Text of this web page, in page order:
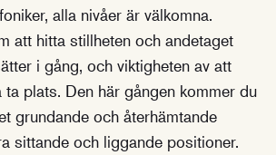
alla nivåer är välkomna.
att hitta stillheten och andetaget
i gång, och viktigheten av att
ta plats. Den här gången kommer du
grundande och återhämtande
sittande och liggande positioner.